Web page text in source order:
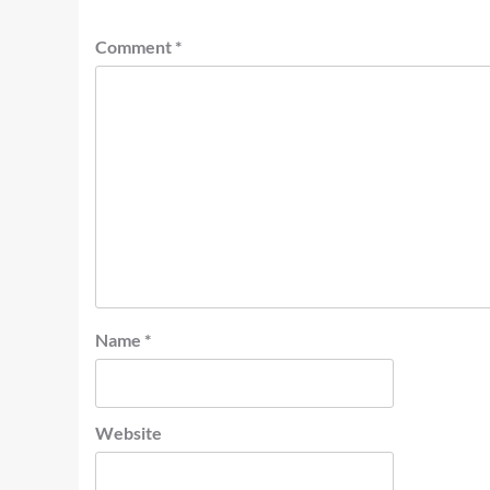
Comment *
Name *
Website